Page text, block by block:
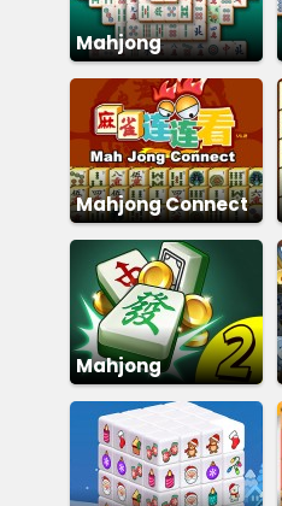
Mahjong
Mahjong Connect
Mahjong
Eşleştirme 2